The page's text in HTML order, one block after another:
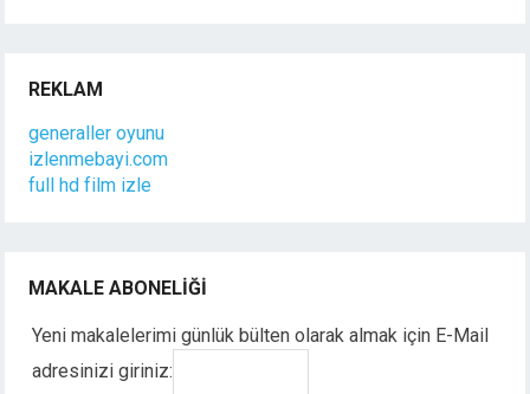
REKLAM
generaller oyunu
izlenmebayi.com
full hd film izle
MAKALE ABONELIĞI
Yeni makalelerimi günlük bülten olarak almak için E-Mail
adresinizi giriniz: